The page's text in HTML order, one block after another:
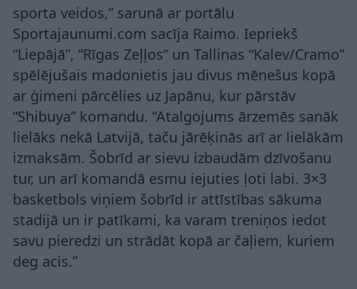
sporta veidos,” sarunā ar portālu
Sportajaunumi.com sacīja Raimo. Iepriekš
“Liepājā”, “Rīgas Zeļļos” un Tallinas “Kalev/Cramo”
spēlējušais madonietis jau divus mēnešus kopā
ar ģimeni pārcēlies uz Japānu, kur pārstāv
“Shibuya” komandu. “Atalgojums ārzemēs sanāk
lielāks nekā Latvijā, taču jārēķinās arī ar lielākām
izmaksām. Šobrīd ar sievu izbaudām dzīvošanu
tur, un arī komandā esmu iejuties ļoti labi. 3×3
basketbols viņiem šobrīd ir attīstības sākuma
stadijā un ir patīkami, ka varam treniņos iedot
savu pieredzi un strādāt kopā ar čaļiem, kuriem
deg acis.”